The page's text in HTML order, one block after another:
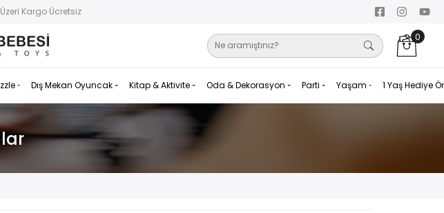
Üzeri Kargo Ücretsiz
0
Dış Mekan Oyuncak Kitap & Aktivite Oda & Dekorasyon Parti Yaşam 1 Yaş Hediye